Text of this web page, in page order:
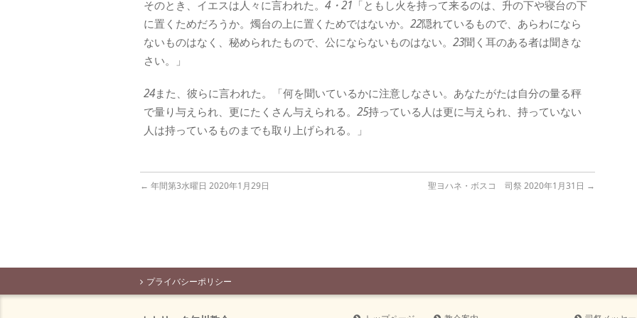
そのとき、イエスは人々に言われた。 4・21 「ともし火を持って来るのは、升の下や寝台の下
に置くためだろうか。燭台の上に置くためではないか。 22隠れているもので、あらわになら
ないものはなく、秘められたもので、公にならないものはない。 23聞く耳のある者は聞きな
さい。」
24また、彼らに言われた。「何を聞いているかに注意しなさい。あなたがたは自分の量る秤
で量り与えられ、更にたくさん与えられる。 25持っている人は更に与えられ、持っていない
人は持っているものまでも取り上げられる。」
← 年間第3水曜日 2020年1月29日 聖ヨハネ・ボスコ 司祭 2020年1月31日 →
プライバシーポリシー